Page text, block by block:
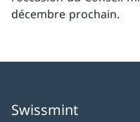
décembre prochain.
Swissmint